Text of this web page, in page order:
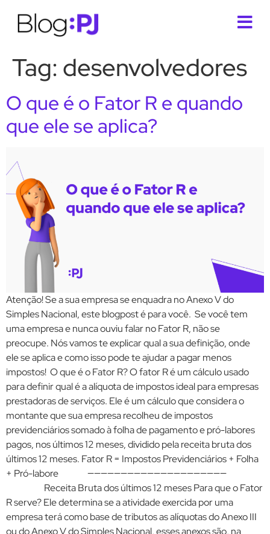
Tag: desenvolvedores
O que é o Fator R e quando
que ele se aplica?
Atenção! Se a sua empresa se enquadra no Anexo V do
Simples Nacional, este blogpost é para você. Se você tem
uma empresa e nunca ouviu falar no Fator R, não se
preocupe. Nós vamos te explicar qual a sua definição, onde
ele se aplica e como isso pode te ajudar a pagar menos
impostos! O que é o Fator R? O fator R é um cálculo usado
para definir qual é a alíquota de impostos ideal para empresas
prestadoras de serviços. Ele é um cálculo que considera o
montante que sua empresa recolheu de impostos
previdenciários somado à folha de pagamento e pró-labores
pagos, nos últimos 12 meses, dividido pela receita bruta dos
últimos 12 meses. Fator R = Impostos Previdenciários + Folha
+ Pró-labore —————————————————————
Receita Bruta dos últimos 12 meses Para que o Fator
R serve? Ele determina se a atividade exercida por uma
empresa terá como base de tributos as alíquotas do Anexo III
ou do Anexo V do Simples Nacional, esses anexos são, na